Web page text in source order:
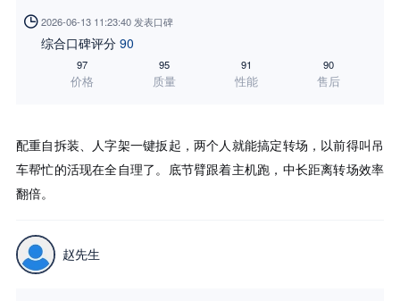
 2026-06-13 11:23:40 发表口碑
综合口碑评分 90
97
价格
95
质量
91
性能
90
售后
配重自拆装、人字架一键扳起，两个人就能搞定转场，以前得叫吊
车帮忙的活现在全自理了。底节臂跟着主机跑，中长距离转场效率
翻倍。
赵先生